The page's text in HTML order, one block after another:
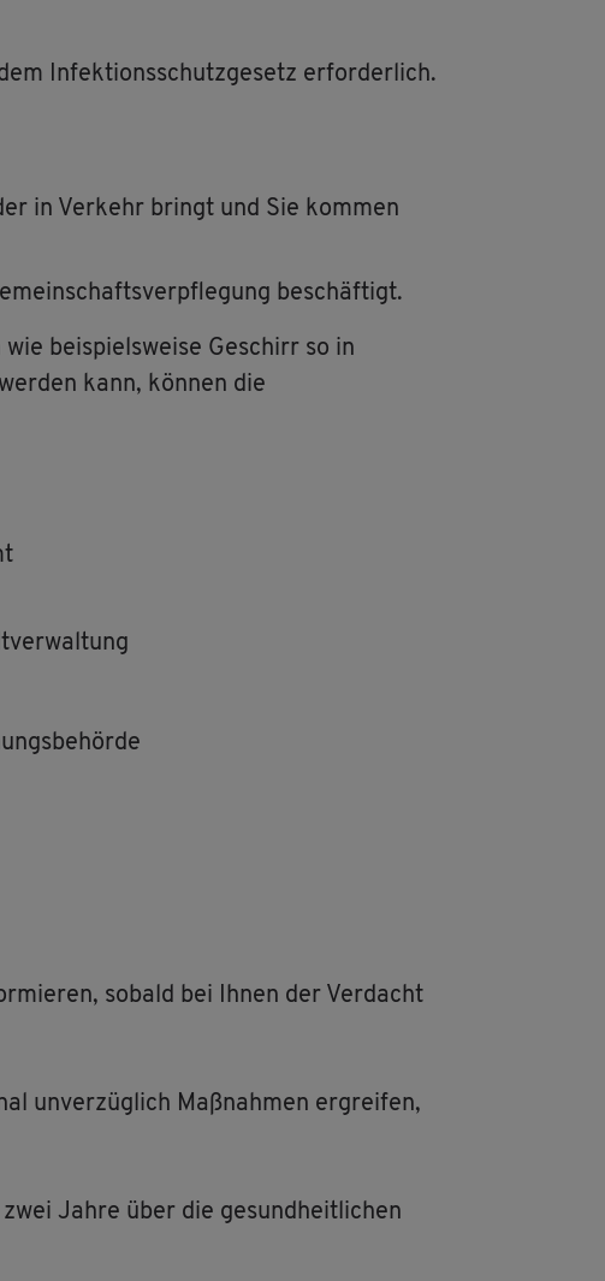
In­fek­ti­ons­schutz­ge­setz er­for­der­lich.
in Ver­kehr bringt und Sie kom­men
be­schäf­tigt.
bei­spiels­wei­se Ge­schirr so in
kann, kön­nen die
so­bald bei Ihnen der Ver­dacht
un­ver­züg­lich Maß­nah­men er­grei­fen,
Jahre über die ge­sund­heit­li­chen